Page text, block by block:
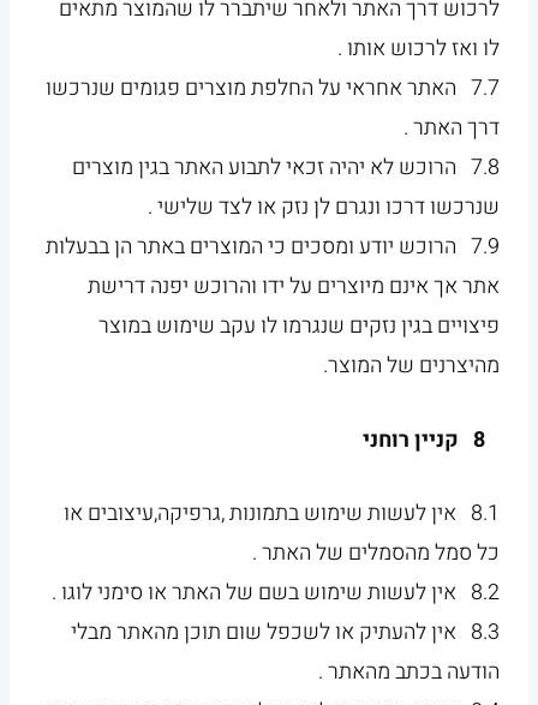
לרכוש דרך האתר ולאחר שיתברר לו שהמוצר מתאים
לו ואז לרכוש אותו .
7.7 האתר אחראי על החלפת מוצרים פגומים שנרכשו
דרך האתר .
7.8 הרוכש לא יהיה זכאי לתבוע האתר בגין מוצרים
שנרכשו דרכו ונגרם לן נזק או לצד שלישי .
7.9 הרוכש יודע ומסכים כי המוצרים באתר הן בבעלות
אתר אך אינם מיוצרים על ידו והרוכש יפנה דרישת
פיצויים בגין נזקים שנגרמו לו עקב שימוש במוצר
מהיצרנים של המוצר.
8 קניין רוחני
8.1 אין לעשות שימוש בתמונות ,גרפיקה,עיצובים או
כל סמל מהסמלים של האתר .
8.2 אין לעשות שימוש בשם של האתר או סימני לוגו .
8.3 אין להעתיק או לשכפל שום תוכן מהאתר מבלי
הודעה בכתב מהאתר .